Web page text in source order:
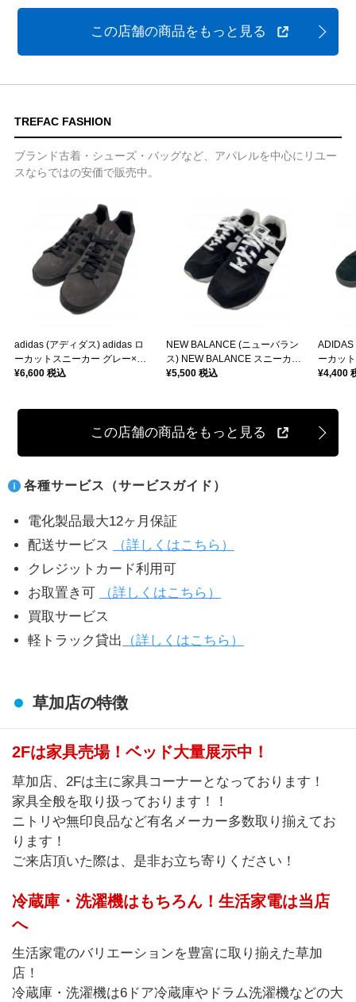
この店舗の商品をもっと見る
TREFAC FASHION
ブランド古着・シューズ・バッグなど、アパレルを中心にリユー
スならではの安価で販売中。
adidas (アディダス) adidas ロ
ーカットスニーカー グレー×ブ
ラック サイズ:26.5cm
¥6,600 税込
NEW BALANCE (ニューバラン
ス) NEW BALANCE スニーカー
ブラック サイズ:25cm
¥5,500 税込
ーカッ
サイズ
¥4,400
この店舗の商品をもっと見る
各種サービス（サービスガイド）
電化製品最大12ヶ月保証
配送サービス
（詳しくはこちら）
クレジットカード利用可
お取置き可
（詳しくはこちら）
買取サービス
軽トラック貸出
（詳しくはこちら）
草加店の特徴
2Fは家具売場！ベッド大量展示中！
草加店、2Fは主に家具コーナーとなっております！
家具全般を取り扱っております！！
ニトリや無印良品など有名メーカー多数取り揃えてお
ります！
ご来店頂いた際は、是非お立ち寄りください！
冷蔵庫・洗濯機はもちろん！生活家電は当店
へ
生活家電のバリエーションを豊富に取り揃えた草加
店！
冷蔵庫・洗濯機は6ドア冷蔵庫やドラム洗濯機などの大